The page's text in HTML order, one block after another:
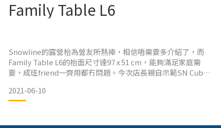
Family Table L6
Snowline的露營枱為營友所熱捧，相信唔需要多介紹了，而
Family Table L6的枱面尺寸達97 x 51 cm，能夠滿足家庭需
要，成班friend一齊用都冇問題。今次店長親自示範SN Cube
2021-06-10